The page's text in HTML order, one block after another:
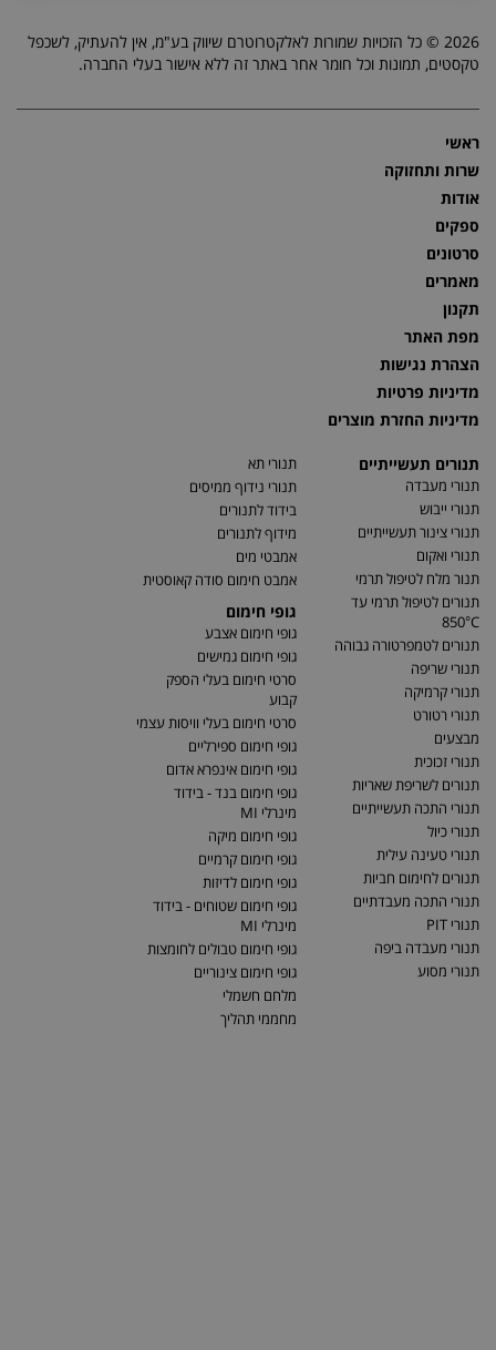
2026 © כל הזכויות שמורות לאלקטרוטרם שיווק בע"מ, אין להעתיק, לשכפל
טקסטים, תמונות וכל חומר אחר באתר זה ללא אישור בעלי החברה.
ראשי
שרות ותחזוקה
אודות
ספקים
סרטונים
מאמרים
תקנון
מפת האתר
הצהרת נגישות
מדיניות פרטיות
מדיניות החזרת מוצרים
תנורים תעשייתיים
תנורי מעבדה
תנורי ייבוש
תנורי צינור תעשייתיים
תנורי ואקום
תנור מלח לטיפול תרמי
תנורים לטיפול תרמי עד
850°C
תנורים לטמפרטורה גבוהה
תנורי שריפה
תנורי קרמיקה
תנורי רטורט
מבצעים
תנורי זכוכית
תנורים לשריפת שאריות
תנורי התכה תעשייתיים
תנורי כיול
תנורי טעינה עילית
תנורים לחימום חביות
תנורי התכה מעבדתיים
תנורי PIT
תנורי מעבדה ביפה
תנורי מסוע
תנורי תא
תנורי נידוף ממיסים
בידוד לתנורים
מידוף לתנורים
אמבטי מים
אמבט חימום סודה קאוסטית
גופי חימום
גופי חימום אצבע
גופי חימום גמישים
סרטי חימום בעלי הספק
קבוע
סרטי חימום בעלי וויסות עצמי
גופי חימום ספירליים
גופי חימום אינפרא אדום
גופי חימום בנד - בידוד
מינרלי MI
גופי חימום מיקה
גופי חימום קרמיים
גופי חימום לדיזות
גופי חימום שטוחים - בידוד
מינרלי MI
גופי חימום טבולים לחומצות
גופי חימום צינוריים
מלחם חשמלי
מחממי תהליך